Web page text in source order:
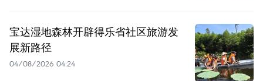
宝达湿地森林开辟得乐省社区旅游发
展新路径
04/08/2026 04:24